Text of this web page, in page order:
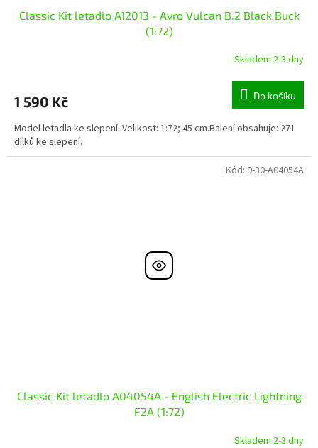
Classic Kit letadlo A12013 - Avro Vulcan B.2 Black Buck
(1:72)
Skladem 2-3 dny
1 590 Kč Do košíku
Model letadla ke slepení. Velikost: 1:72; 45 cm.Balení obsahuje: 271
dílků ke slepení.
Classic Kit letadlo A04054A - English Electric Lightning
F2A (1:72)
Skladem 2-3 dny
Kód: 9-30-A04054A